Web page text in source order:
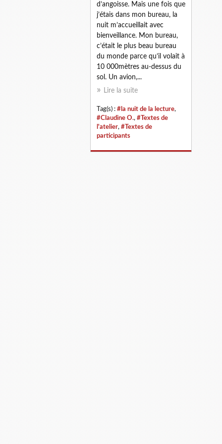
d’angoisse. Mais une fois que
j’étais dans mon bureau, la
nuit m’accueillait avec
bienveillance. Mon bureau,
c’était le plus beau bureau
du monde parce qu’il volait à
10 000mètres au-dessus du
sol. Un avion,...
Lire la suite
Tag(s) : #la nuit de la lecture,
#Claudine O., #Textes de
l'atelier, #Textes de
participants